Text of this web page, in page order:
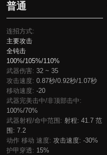
普通
连招方式:
主要攻击
全钝击
100%/105%/110%
武器伤害: 32 ~ 35
攻击速度: 0.87秒/0.92秒/1.07秒
移动速度: -20
武器完美击中/非顶部击中:
100%/70%
武器射程/命中范围: 射程: 41.7 范
围: 7.2
动作 移动 速度: 攻击速度: -30%
护甲穿透: 15%